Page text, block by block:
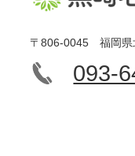
〒806-0045 福岡県
093-